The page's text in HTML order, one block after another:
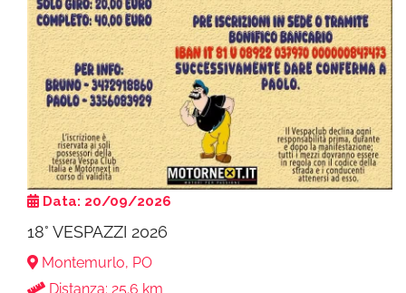
Data: 20/09/2026
18° VESPAZZI 2026
Montemurlo, PO
Distanza: 25.6 km